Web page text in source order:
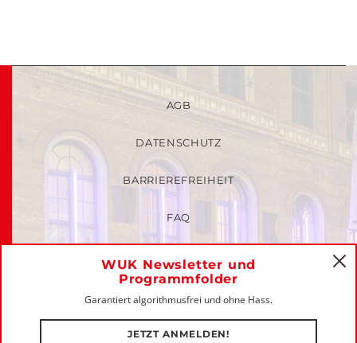
WUK Newsletter und
Programmfolder
Garantiert algorithmusfrei und ohne Hass.
JETZT ANMELDEN!
AGB
DATENSCHUTZ
BARRIEREFREIHEIT
FAQ
IMPRESSUM